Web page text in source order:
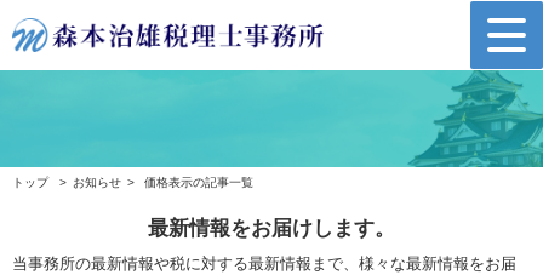
トップ お知らせ 価格表示の記事一覧
最新情報をお届けします。
当事務所の最新情報や税に対する最新情報まで、様々な最新情報をお届